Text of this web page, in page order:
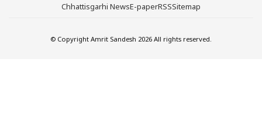
Chhattisgarhi NewsE-paperRSSSitemap
© Copyright Amrit Sandesh 2026 All rights reserved.